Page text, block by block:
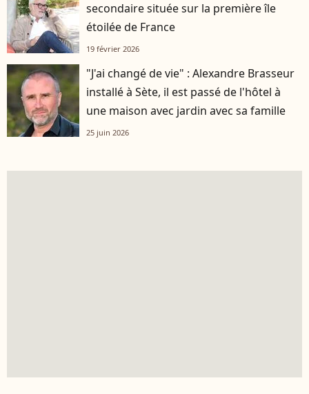
secondaire située sur la première île
étoilée de France
19 février 2026
"J'ai changé de vie" : Alexandre Brasseur
installé à Sète, il est passé de l'hôtel à
une maison avec jardin avec sa famille
25 juin 2026